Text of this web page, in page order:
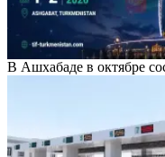
В Ашхабаде в октябре